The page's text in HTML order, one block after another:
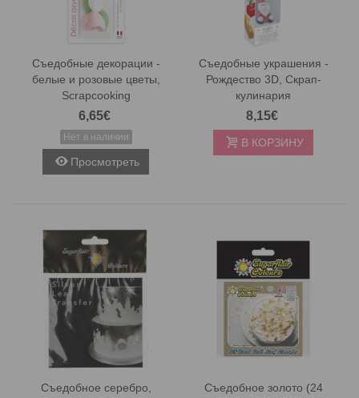
Съедобные декорации -
белые и розовые цветы,
Scrapcooking
6,65€
Нет в наличии
Просмотреть
Съедобные украшения -
Рождество 3D, Скрап-
кулинария
8,15€
В КОРЗИНУ
Съедобное серебро,
Съедобное золото (24